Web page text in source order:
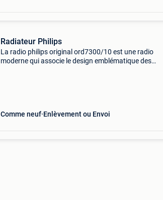
Radiateur Philips
La radio philips original ord7300/10 est une radio
moderne qui associe le design emblématique des
Comme neuf Enlèvement ou Envoi